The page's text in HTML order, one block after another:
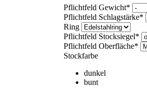
Pflichtfeld Gewicht*
Pflichtfeld Schlagstärke*
Ring
Pflichtfeld Stocksiegel*
Pflichtfeld Oberfläche*
Stockfarbe
dunkel
bunt